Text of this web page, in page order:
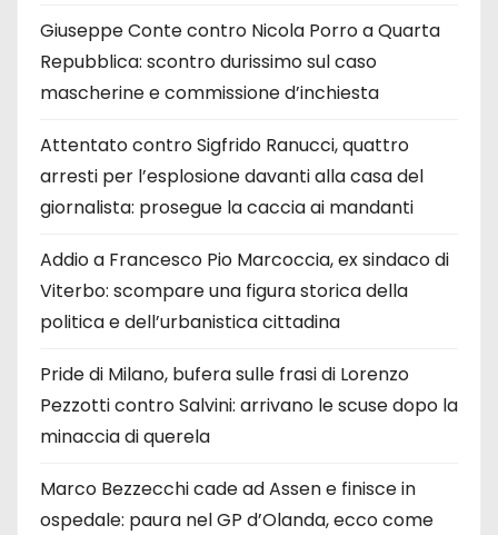
Giuseppe Conte contro Nicola Porro a Quarta
Repubblica: scontro durissimo sul caso
mascherine e commissione d’inchiesta
Attentato contro Sigfrido Ranucci, quattro
arresti per l’esplosione davanti alla casa del
giornalista: prosegue la caccia ai mandanti
Addio a Francesco Pio Marcoccia, ex sindaco di
Viterbo: scompare una figura storica della
politica e dell’urbanistica cittadina
Pride di Milano, bufera sulle frasi di Lorenzo
Pezzotti contro Salvini: arrivano le scuse dopo la
minaccia di querela
Marco Bezzecchi cade ad Assen e finisce in
ospedale: paura nel GP d’Olanda, ecco come